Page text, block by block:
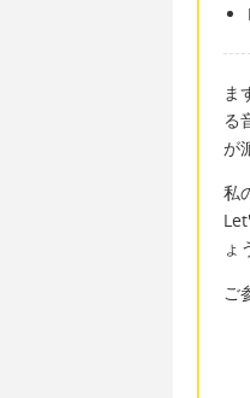
ま
る
が
私
ょ
ご